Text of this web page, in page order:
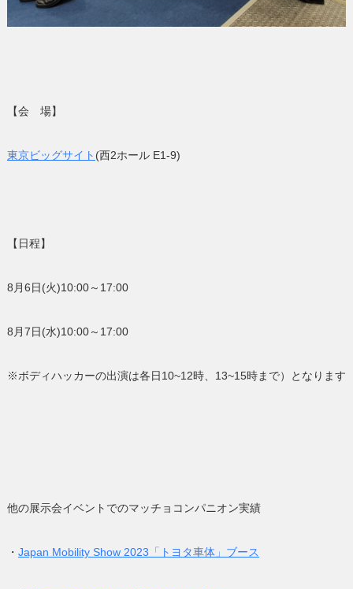
【会 場】
東京ビッグサイト (西2ホール E1-9)
【日程】
8月6日(火)10:00～17:00
8月7日(水)10:00～17:00
※ボディハッカーの出演は各日10~12時、13~15時まで）となります
他の展示会イベントでのマッチョコンパニオン実績
・ Japan Mobility Show 2023「トヨタ車体」ブース